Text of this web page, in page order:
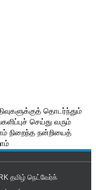
தொடர்ந்தும்
செய்து வரும்
நிறைந்த நன்றியைத்
தமிழ் நெட்வேர்க்